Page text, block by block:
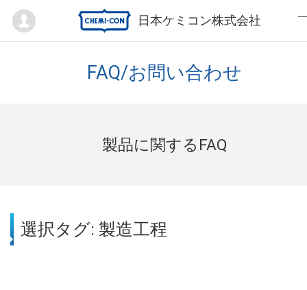
日本ケミコン株式会社
Mypage
FAQ/お問い合わせ
製品に関するFAQ
選択タグ: 製造工程